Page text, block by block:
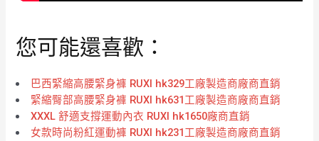
您可能還喜歡：
巴西緊縮高腰緊身褲 RUXI hk329工廠製造商廠商直銷
緊縮臀部高腰緊身褲 RUXI hk631工廠製造商廠商直銷
XXXL 舒適支撐運動內衣 RUXI hk1650廠商直銷
女款時尚粉紅運動褲 RUXI hk231工廠製造商廠商直銷